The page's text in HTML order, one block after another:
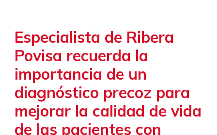
Especialista de Ribera
Povisa recuerda la
importancia de un
diagnóstico precoz para
mejorar la calidad de vida
de las pacientes con